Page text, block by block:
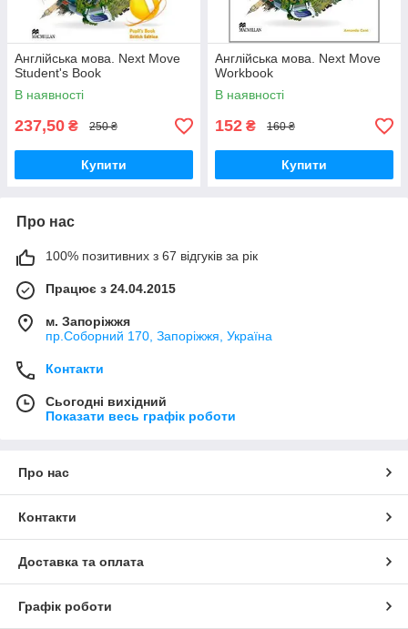
Англійська мова. Next Move
Student's Book
В наявності
237,50 ₴ 250 ₴
Купити
Англійська мова. Next Move
Workbook
В наявності
152 ₴ 160 ₴
Купити
Про нас
100% позитивних з 67 відгуків за рік
Працює з 24.04.2015
м. Запоріжжя
пр.Соборний 170, Запоріжжя, Україна
Контакти
Сьогодні вихідний
Показати весь графік роботи
Про нас
Контакти
Доставка та оплата
Графік роботи